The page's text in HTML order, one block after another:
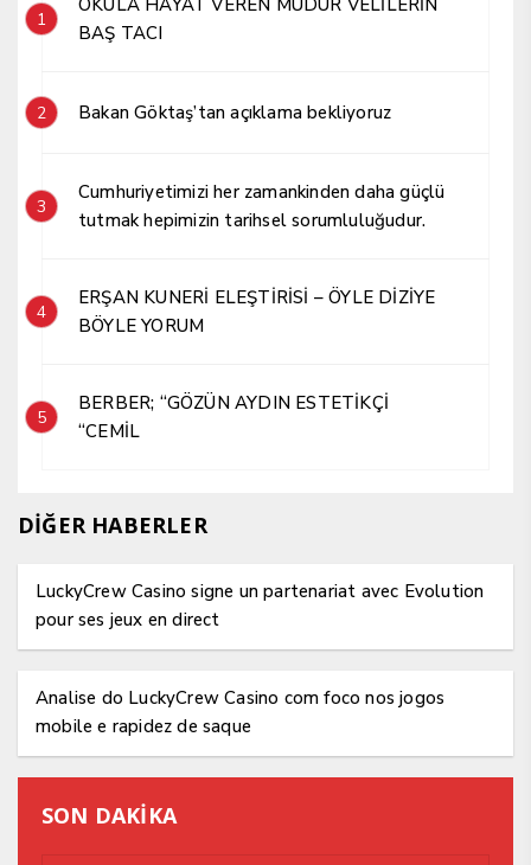
1
OKULA HAYAT VEREN MÜDÜR VELİLERİN
BAŞ TACI
2 Bakan Göktaş’tan açıklama bekliyoruz
3
Cumhuriyetimizi her zamankinden daha güçlü
tutmak hepimizin tarihsel sorumluluğudur.
4
ERŞAN KUNERİ ELEŞTİRİSİ – ÖYLE DİZİYE
BÖYLE YORUM
5
BERBER; “GÖZÜN AYDIN ESTETİKÇİ
“CEMİL
DİĞER HABERLER
LuckyCrew Casino signe un partenariat avec Evolution
pour ses jeux en direct
Analise do LuckyCrew Casino com foco nos jogos
mobile e rapidez de saque
SON DAKİKA